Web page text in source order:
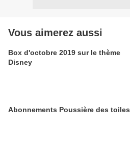
Vous aimerez aussi
Box d'octobre 2019 sur le thème
Disney
Abonnements Poussière des toiles